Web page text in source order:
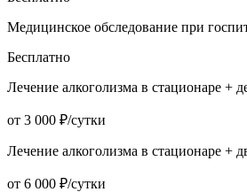
Медицинское обследование при
Бесплатно
Лечение алкоголизма в стационаре +
от 3 000 ₽/сутки
Лечение алкоголизма в стационаре +
от 6 000 ₽/сутки